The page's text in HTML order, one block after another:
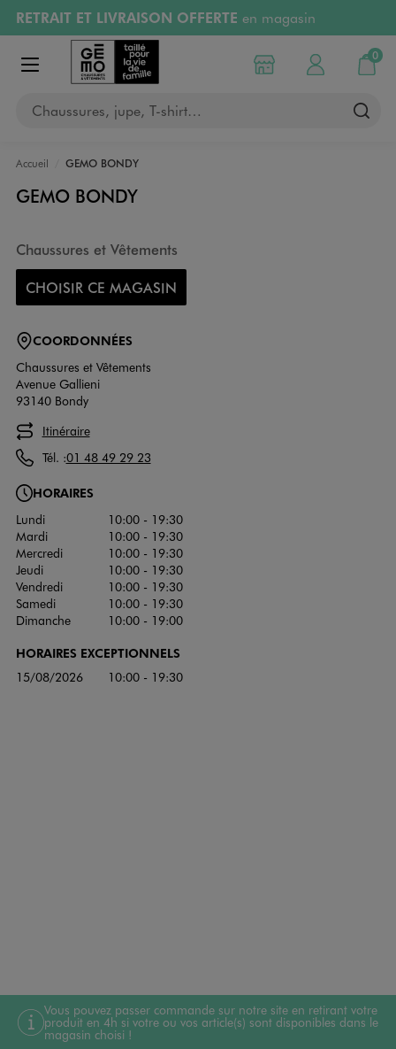
Aller au contenu principal
Aller à la navigation
RETRAIT ET LIVRAISON OFFERTE en magasin
Retours OFFERTSpendant 30 jours
PAYEZ EN 3x SANS FRAIS
RÉSERVATION GRATUITE
Afficher le menu
Chaussures, jupe, T-shirt…
Choisir mon magasin
Mon compte
0
Mon
Accueil GEMO BONDY
GEMO BONDY
Chaussures et Vêtements
CHOISIR CE MAGASIN
COORDONNÉES
Chaussures et Vêtements
Avenue Gallieni
93140 Bondy
Itinéraire
Tél. :01 48 49 29 23
HORAIRES
Lundi
10:00 - 19:30
Mardi
10:00 - 19:30
Mercredi
10:00 - 19:30
Jeudi
10:00 - 19:30
Vendredi
10:00 - 19:30
Samedi
10:00 - 19:30
Dimanche
10:00 - 19:00
HORAIRES EXCEPTIONNELS
15/08/2026 10:00 - 19:30
Vous pouvez passer commande sur notre site en retirant votre
produit en 4h si votre ou vos article(s) sont disponibles dans le
magasin choisi !